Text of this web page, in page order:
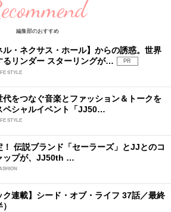
編集部のおすすめ
ル・ネクサス・ホール】からの誘惑。世界
るリンダー スターリングが…
PR
STYLE
代をつなぐ音楽とファッション＆トークを
ペシャルイベント「JJ50…
STYLE
！ 伝説ブランド「セーラーズ」とJJとのコ
ップが、JJ50th …
ク連載】シード・オブ・ライフ 37話／最終